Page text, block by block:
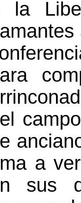
la
a
sus